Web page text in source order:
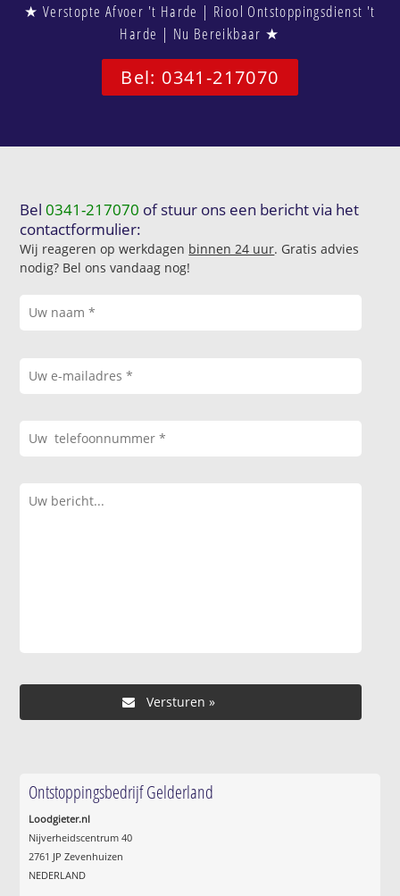
★ Verstopte Afvoer 't Harde | Riool Ontstoppingsdienst 't
Harde | Nu Bereikbaar ★
Bel: 0341-217070
Bel0341-217070 of stuur ons een bericht via het
contactformulier:
Wij reageren op werkdagen binnen 24 uur. Gratis advies
nodig? Bel ons vandaag nog!
Ontstoppingsbedrijf Gelderland
Loodgieter.nl
Nijverheidscentrum 40
2761 JP Zevenhuizen
NEDERLAND